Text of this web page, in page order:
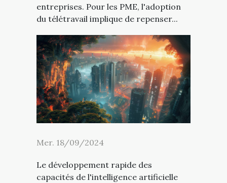
entreprises. Pour les PME, l'adoption
du télétravail implique de repenser...
Mer. 18/09/2024
Le développement rapide des
capacités de l'intelligence artificielle